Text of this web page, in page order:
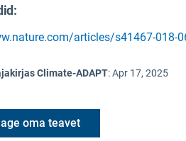
articles/s41467-018-
Climate-ADAPT:Apr 17, 2025
oma teavet